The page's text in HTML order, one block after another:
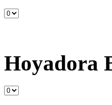
Hoyadora